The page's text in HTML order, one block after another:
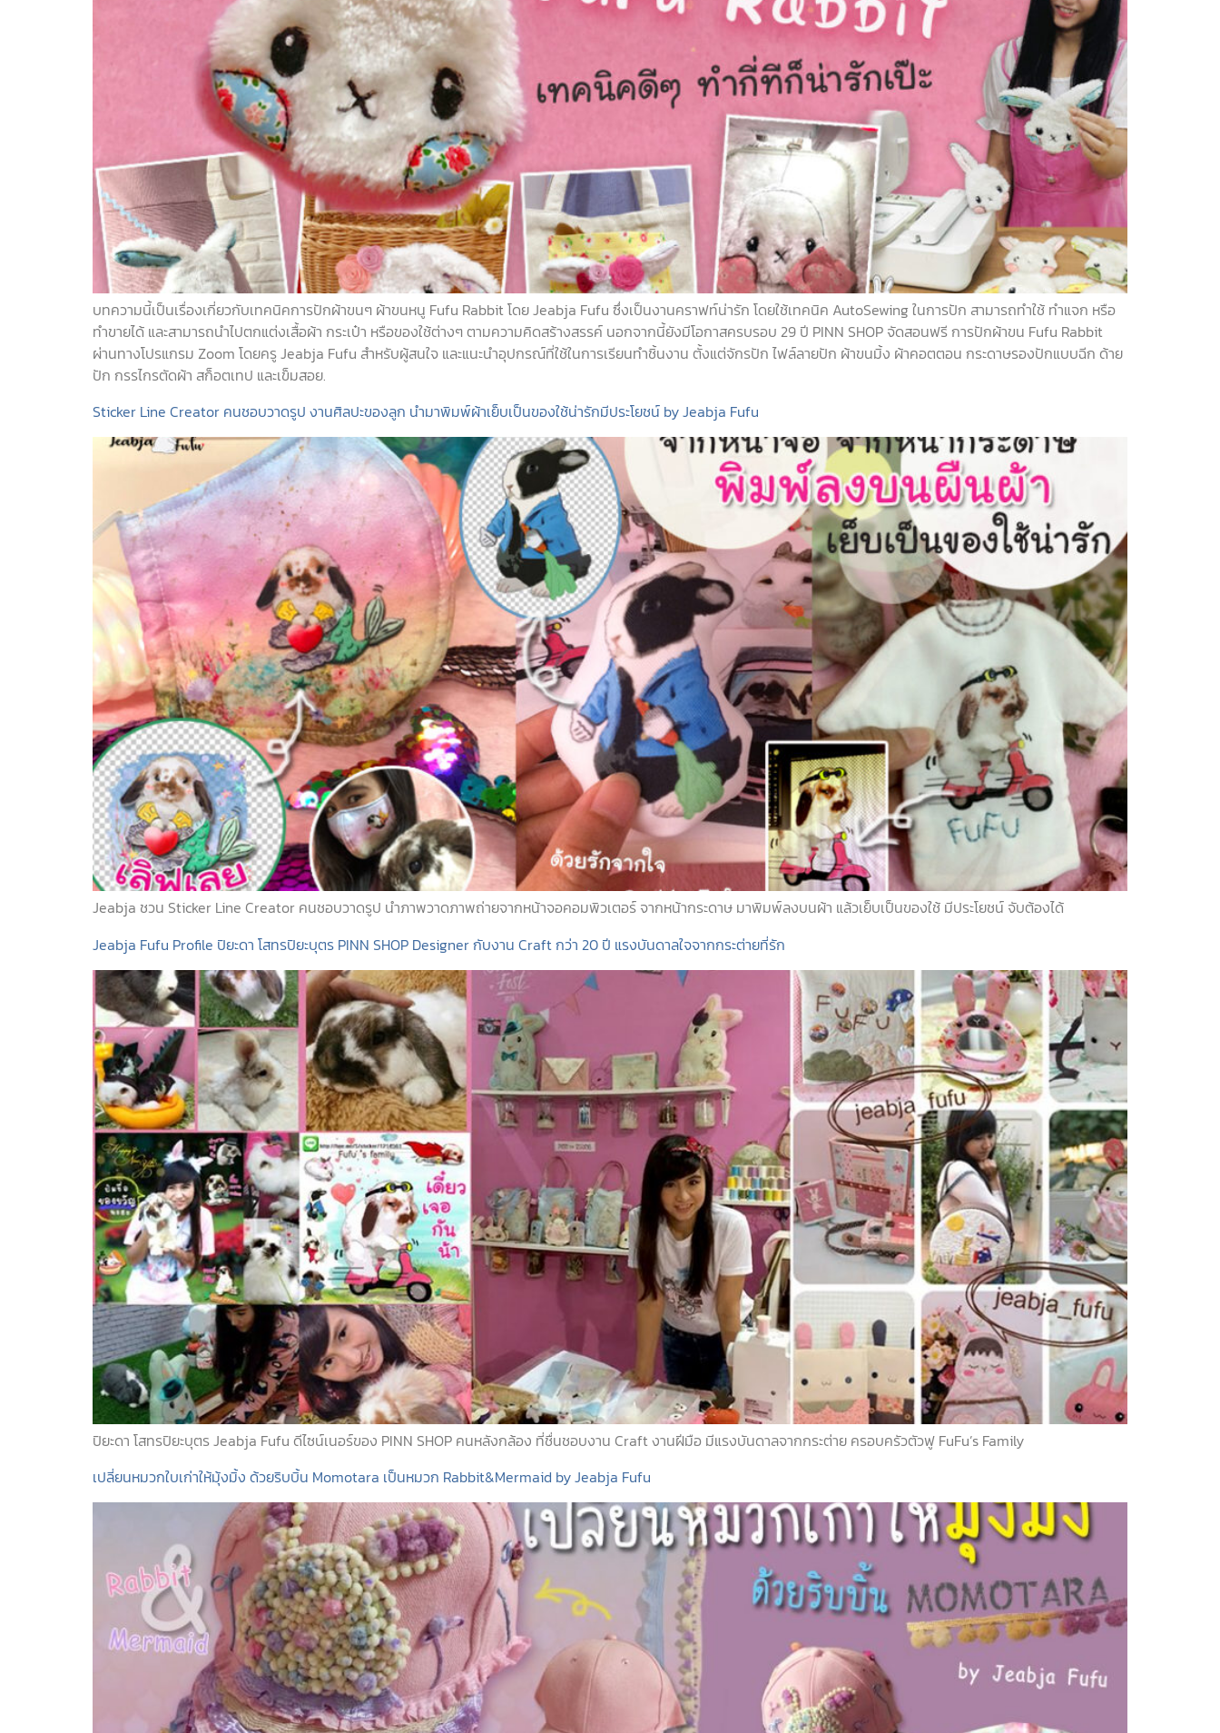
บทความนี้เป็นเรื่องเกี่ยวกับเทคนิคการปักผ้าขนๆ ผ้าขนหนู Fufu Rabbit โดย Jeabja Fufu ซึ่งเป็นงานคราฟท์น่ารัก โดยใช้เทคนิค AutoSewing ในการปัก สามารถทำใช้ ทำแจก หรือ
ทำขายได้ และสามารถนำไปตกแต่งเสื้อผ้า กระเป๋า หรือของใช้ต่างๆ ตามความคิดสร้างสรรค์ นอกจากนี้ยังมีโอกาสครบรอบ 29 ปี PINN SHOP จัดสอนฟรี การปักผ้าขน Fufu Rabbit
ผ่านทางโปรแกรม Zoom โดยครู Jeabja Fufu สำหรับผู้สนใจ และแนะนำอุปกรณ์ที่ใช้ในการเรียนทำชิ้นงาน ตั้งแต่จักรปัก ไฟล์ลายปัก ผ้าขนมิ้ง ผ้าคอตตอน กระดาษรองปักแบบฉีก ด้าย
ปัก กรรไกรตัดผ้า สก็อตเทป และเข็มสอย.
Sticker Line Creator คนชอบวาดรูป งานศิลปะของลูก นำมาพิมพ์ผ้าเย็บเป็นของใช้น่ารักมีประโยชน์ by Jeabja Fufu
Jeabja ชวน Sticker Line Creator คนชอบวาดรูป นำภาพวาดภาพถ่ายจากหน้าจอคอมพิวเตอร์ จากหน้ากระดาษ มาพิมพ์ลงบนผ้า แล้วเย็บเป็นของใช้ มีประโยชน์ จับต้องได้
Jeabja Fufu Profile ปิยะดา โสทรปิยะบุตร PINN SHOP Designer กับงาน Craft กว่า 20 ปี แรงบันดาลใจจากกระต่ายที่รัก
ปิยะดา โสทรปิยะบุตร Jeabja Fufu ดีไซน์เนอร์ของ PINN SHOP คนหลังกล้อง ที่ชื่นชอบงาน Craft งานฝีมือ มีแรงบันดาลจากกระต่าย ครอบครัวตัวฟู FuFu’s Family
เปลี่ยนหมวกใบเก่าให้มุ้งมิ้ง ด้วยริบบิ้น Momotara เป็นหมวก Rabbit&Mermaid by Jeabja Fufu